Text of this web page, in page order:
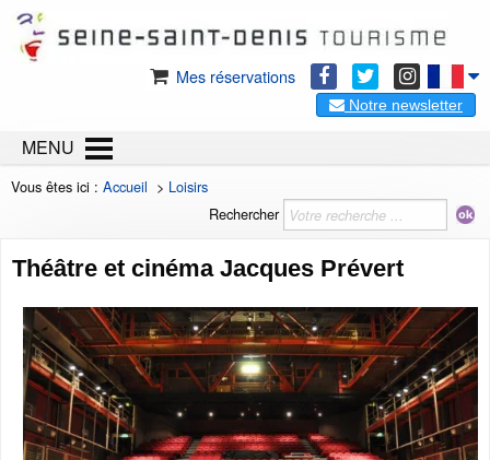
Mes réservations
Notre newsletter
MENU
Vous êtes ici : Accueil > Loisirs
Rechercher
Théâtre et cinéma Jacques Prévert